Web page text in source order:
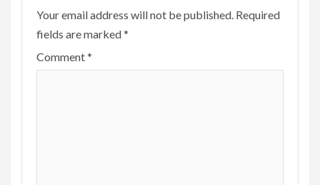
Your email address will not be published. Required
fields are marked*
Comment*